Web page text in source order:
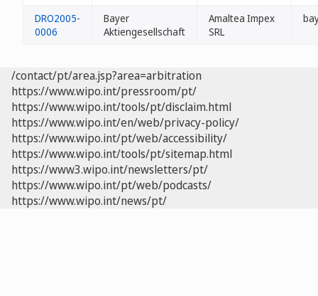
DRO2005-
0006
Bayer
Aktiengesellschaft
Amaltea Impex
SRL
/contact/pt/area.jsp?area=arbitration
https://www.wipo.int/pressroom/pt/
https://www.wipo.int/tools/pt/disclaim.html
https://www.wipo.int/en/web/privacy-policy/
https://www.wipo.int/pt/web/accessibility/
https://www.wipo.int/tools/pt/sitemap.html
https://www3.wipo.int/newsletters/pt/
https://www.wipo.int/pt/web/podcasts/
https://www.wipo.int/news/pt/